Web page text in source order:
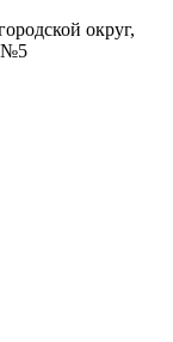
округ,
№5